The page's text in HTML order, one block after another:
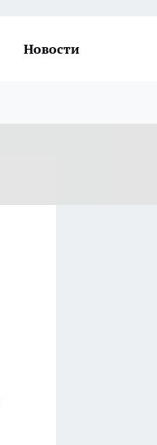
Новости